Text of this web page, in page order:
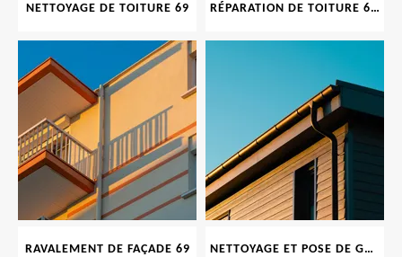
NETTOYAGE DE TOITURE 69 RÉPARATION DE TOITURE 69 RHONE, TUILES CASSÉES OU ABIMÉES
RAVALEMENT DE FAÇADE 69 NETTOYAGE ET POSE DE GOUTTIÈRE 69